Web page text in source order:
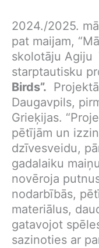
2024./2025.
pat maijam,
skolotāju Agiju
starptautisku
Birds”.
Daugavpils,
Grieķijas.
pētījām un
dzīvesveidu,
gadalaiku
novēroja
nodarbībās,
materiālus,
gatavojot
sazinoties ar